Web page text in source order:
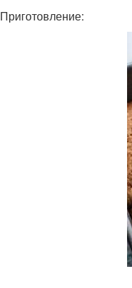
Приготовление: